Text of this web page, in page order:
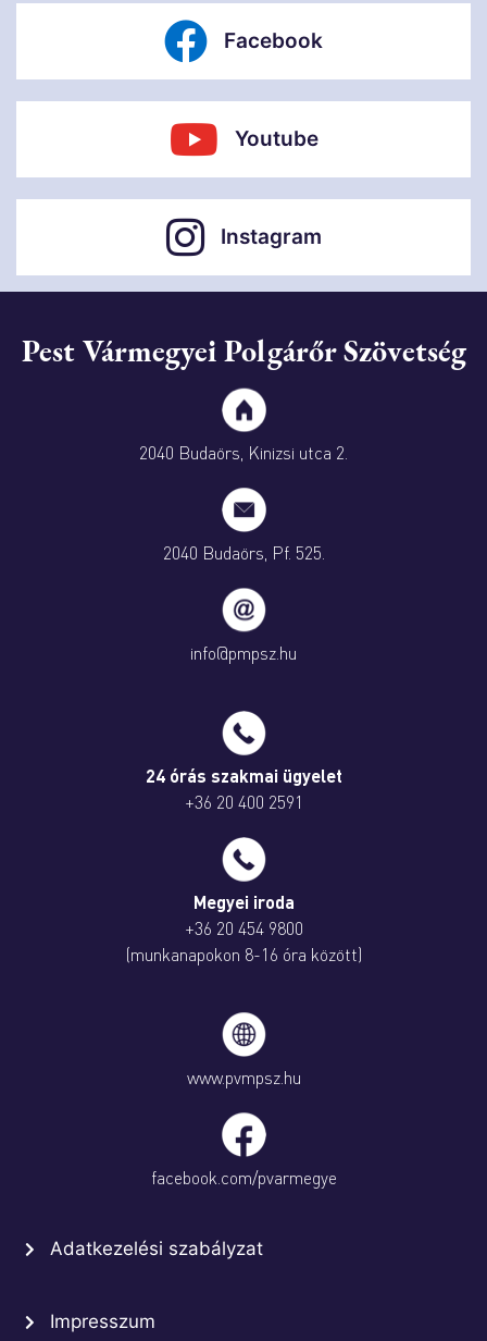
Facebook
Youtube
Instagram
Pest Vármegyei Polgárőr Szövetség
2040 Budaörs, Kinizsi utca 2.
2040 Budaörs, Pf. 525.
info@pmpsz.hu
24 órás szakmai ügyelet
+36 20 400 2591
Megyei iroda
+36 20 454 9800
(munkanapokon 8-16 óra között)
www.pvmpsz.hu
facebook.com/pvarmegye
Adatkezelési szabályzat
Impresszum